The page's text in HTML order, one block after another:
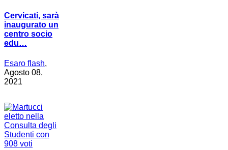
Cervicati, sarà
inaugurato un
centro socio
edu…
Esaro flash,
Agosto 08,
2021